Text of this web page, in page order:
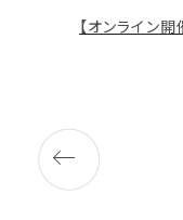
【オンライン